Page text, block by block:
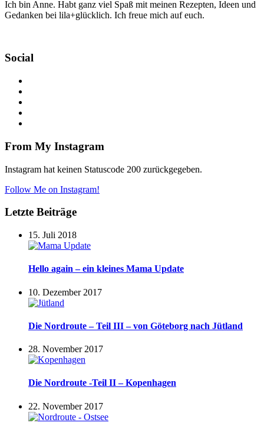
Ich bin Anne. Habt ganz viel Spaß mit meinen Rezepten, Ideen und
Gedanken bei lila+glücklich. Ich freue mich auf euch.
Social
From My Instagram
Instagram hat keinen Statuscode 200 zurückgegeben.
Follow Me on Instagram!
Letzte Beiträge
15. Juli 2018
Hello again – ein kleines Mama Update
10. Dezember 2017
Die Nordroute – Teil III – von Göteborg nach Jütland
28. November 2017
Die Nordroute -Teil II – Kopenhagen
22. November 2017